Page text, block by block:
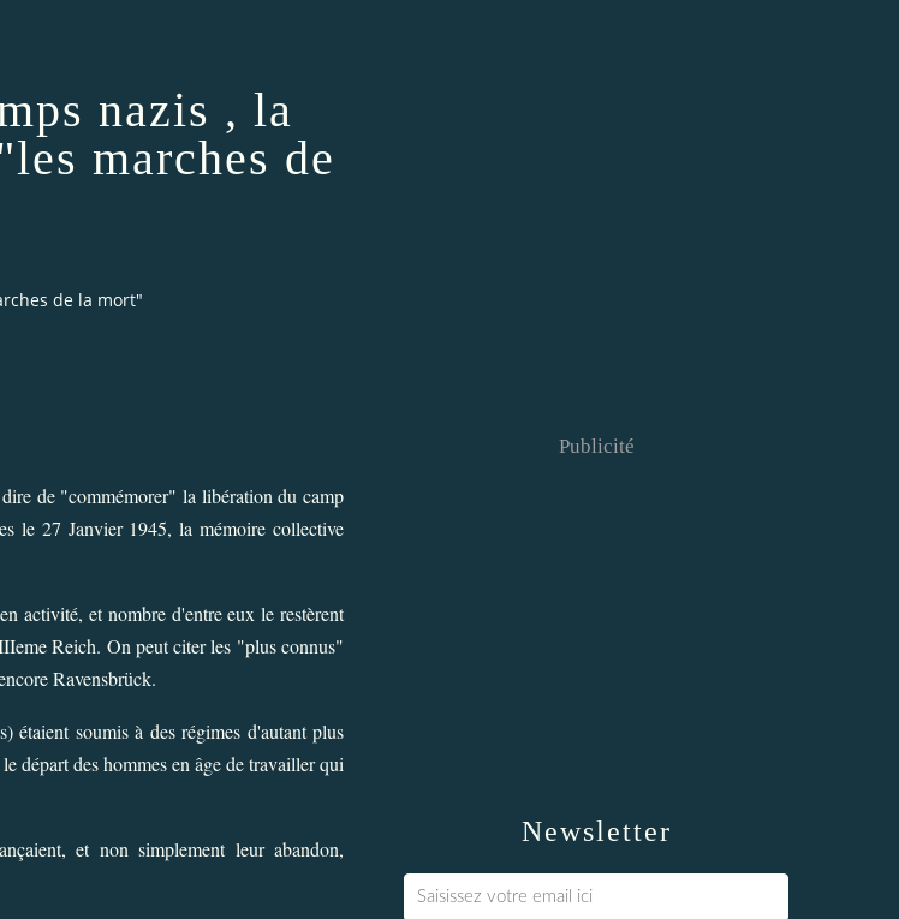
nazis , la
marches de
de la mort"
de "commémorer" la libération du camp
le 27 Janvier 1945, la mémoire collective
activité, et nombre d'entre eux le restèrent
Reich. On peut citer les "plus connus"
Ravensbrück.
étaient soumis à des régimes d'autant plus
départ des hommes en âge de travailler qui
et non simplement leur abandon,
Newsletter
Publicité